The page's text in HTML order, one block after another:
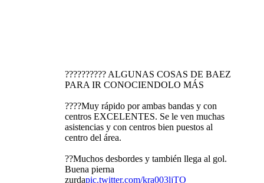
?????????? ALGUNAS COSAS DE BAEZ
PARA IR CONOCIENDOLO MÁS
????Muy rápido por ambas bandas y con
centros EXCELENTES. Se le ven muchas
asistencias y con centros bien puestos al
centro del área.
??Muchos desbordes y también llega al gol.
Buena pierna
zurdapic.twitter.com/kra003ljTO